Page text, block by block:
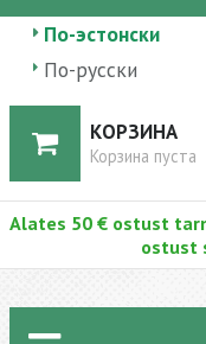
По-эстонски
По-русски
КОРЗИНА
Корзина пуста
Alates 50 € ostust
ostust